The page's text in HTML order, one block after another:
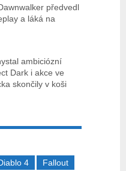
předvedl
a láká na
ambiciózní
Dark i akce ve
skončily v koši
4
Fallout